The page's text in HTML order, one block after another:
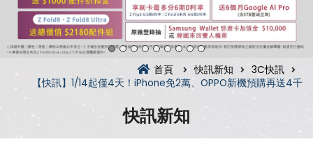
首頁 快訊新知
3C快訊
【快訊】1/14起僅4天！iPhone免2萬、OPPO新機預購再送4千
快訊新知